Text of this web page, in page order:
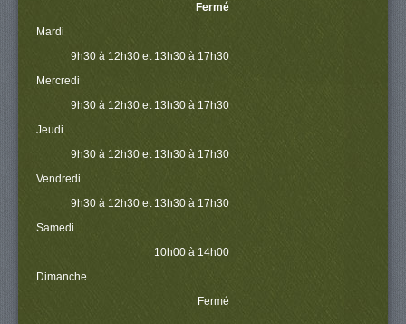
Fermé
Mardi
9h30 à 12h30 et 13h30 à 17h30
Mercredi
9h30 à 12h30 et 13h30 à 17h30
Jeudi
9h30 à 12h30 et 13h30 à 17h30
Vendredi
9h30 à 12h30 et 13h30 à 17h30
Samedi
10h00 à 14h00
Dimanche
Fermé